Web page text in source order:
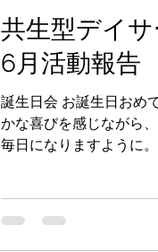
共生型デイ
6月活動報告
誕生日会 お誕生日おめ
かな喜びを感じながら
毎日になりますように。